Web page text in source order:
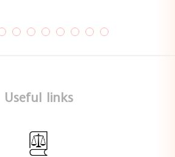
Useful links